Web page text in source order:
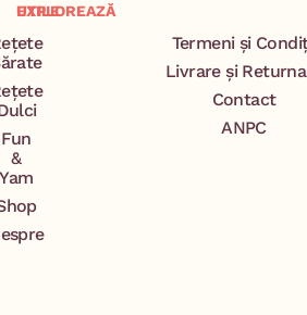
EXPLOREAZĂ
Fun
&
Yam
UTILE
Termeni și
Livrare și
Contact
ANPC